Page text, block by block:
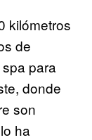
kilómetros
de
para
donde
son
ha